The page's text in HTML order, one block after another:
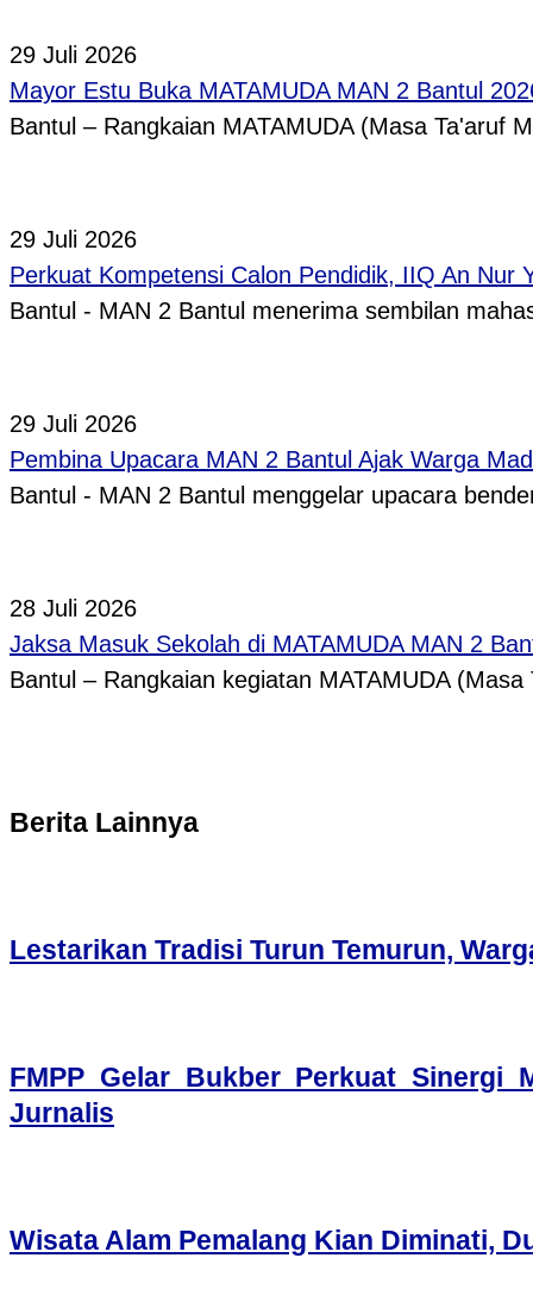
29 Juli 2026
Mayor Estu Buka MATAMUDA MAN 2 Bantul
Bantul – Rangkaian MATAMUDA (Masa Ta'aruf
29 Juli 2026
Perkuat Kompetensi Calon Pendidik, IIQ An Nur
Bantul - MAN 2 Bantul menerima sembilan
29 Juli 2026
Pembina Upacara MAN 2 Bantul Ajak Warga
Bantul - MAN 2 Bantul menggelar upacara
28 Juli 2026
Jaksa Masuk Sekolah di MATAMUDA MAN 2
Bantul – Rangkaian kegiatan MATAMUDA
Berita Lainnya
Lestarikan Tradisi Turun Temurun,
FMPP Gelar Bukber Perkuat Sinergi
Jurnalis
Wisata Alam Pemalang Kian Diminati,